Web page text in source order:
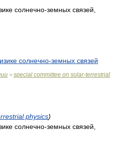
солнечно-земных связей,
солнечно-земных связей
> special committee on solar-terrestrial
physics)
солнечно-земных связей,